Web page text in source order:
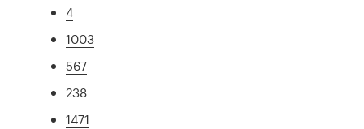
4
1003
567
238
1471